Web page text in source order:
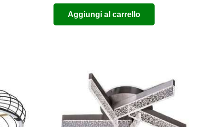
Aggiungi al carrello